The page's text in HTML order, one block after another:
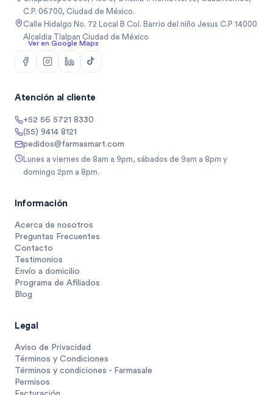
C.P. 06700, Ciudad de México.
Calle Hidalgo No. 72 Local B Col. Barrio del niño Jesus C.P 14000
Alcaldia Tlalpan Ciudad de México
Ver en Google Maps
Atención al cliente
+52 56 5721 8330
(55) 9414 8121
pedidos@farmasmart.com
Lunes a viernes de 8am a 9pm, sábados de 9am a 8pm y
domingo 2pm a 8pm.
Información
Acerca de nosotros
Preguntas Frecuentes
Contacto
Testimonios
Envío a domicilio
Programa de Afiliados
Blog
Legal
Aviso de Privacidad
Términos y Condiciones
Términos y condiciones - Farmasale
Permisos